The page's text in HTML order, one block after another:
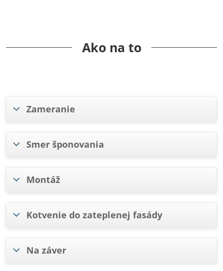
Ako na to
Zameranie
Smer šponovania
Montáž
Kotvenie do zateplenej fasády
Na záver